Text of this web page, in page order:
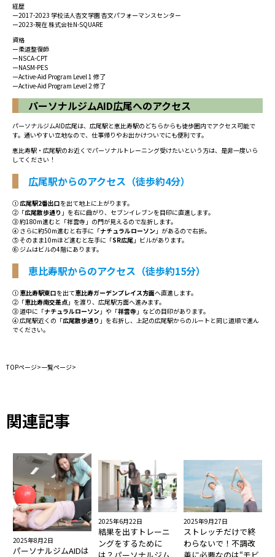
経歴
ー2017-2023 学校法人杏文学園 杏文パフォーマンスセンター
ー2023-現在 株式会社N-SQUARE
資格
ー柔道整復師
ーNSCA-CPT
ーNASM-PES
ーActive-Aid Program Level 1 修了
ーActive-Aid Program Level 2 修了
パーソナルジムAID広尾へのアクセス
パーソナルジムAID広尾は、広尾駅と恵比寿駅のどちらからも徒歩圏内でアクセス可能で
す。通いやすい立地なので、仕事帰りやお出かけついでにも便利です。
恵比寿駅・広尾駅のお近くでパーソナルトレーニング受けたいという方は、是非一度いら
してください！
広尾駅からのアクセス（徒歩約4分）
①広尾駅2番出口を出て地上に上がります。
②「広尾散歩通り 」を右に曲がり、セブンイレブンを目印に直進します。
③ 約180m進むと「祥雲寺」の門が見えるので左折します。
④ さらに約50m進むと右手に「ナチュラルローソン 」があるので右折。
⑤ そのまま10mほど進むと左手に「SR広尾 」ビルがあります。
⑥ ジムはビルの4階にあります。
恵比寿駅からのアクセス（徒歩約15分）
① 恵比寿駅東口を出て恵比寿ガーデンプレイス方面へ直進します。
②「恵比寿南交差点 」を渡り、広尾駅方面へ進みます。
③ 道中に「ナチュラルローソン 」や「祥雲寺 」などの目印があります。
④ 広尾駅近くの「広尾散歩通り 」を右折し、上記の広尾駅からのルートと同じ道順で進ん
でください。
TOPページ>一覧ページ>
関連記事
2025年8月2日
パーソナルジムAIDは
2025年6月22日
結果を出すトレーニ
ングをするために
2025年9月27日
ストレッチだけで終
わらないで！不調改